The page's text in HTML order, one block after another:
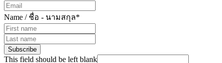
Name / ชื่อ - นามสกุล*
Subscribe
This field should be left blank